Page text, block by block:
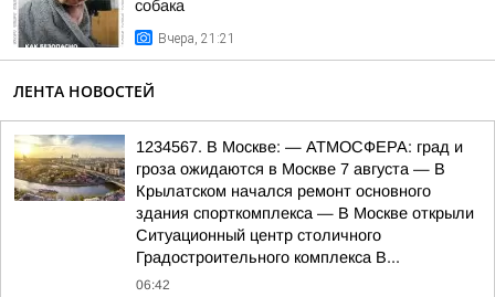
собака
Вчера, 21:21
ЛЕНТА НОВОСТЕЙ
1234567. В Москве: — АТМОСФЕРА: град и
гроза ожидаются в Москве 7 августа — В
Крылатском начался ремонт основного
здания спорткомплекса — В Москве открыли
Ситуационный центр столичного
Градостроительного комплекса В...
06:42